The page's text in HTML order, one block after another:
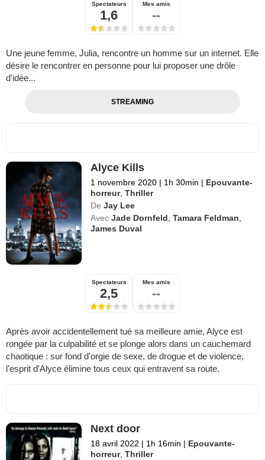
Spectateurs
1,6
Mes amis
--
Une jeune femme, Julia, rencontre un homme sur un internet. Elle
désire le rencontrer en personne pour lui proposer une drôle
d'idée...
STREAMING
Alyce Kills
1 novembre 2020 | 1h 30min | Epouvante-
horreur,Thriller
De Jay Lee
Avec Jade Dornfeld ,Tamara Feldman
James Duval
Spectateurs
2,5
Mes amis
--
Après avoir accidentellement tué sa meilleure amie, Alyce est
rongée par la culpabilité et se plonge alors dans un cauchemard
chaotique : sur fond d'orgie de sexe, de drogue et de violence,
l'esprit d'Alyce élimine tous ceux qui entravent sa route.
Next door
18 avril 2022 | 1h 16min | Epouvante-
horreur,Thriller